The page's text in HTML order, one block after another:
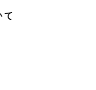
て